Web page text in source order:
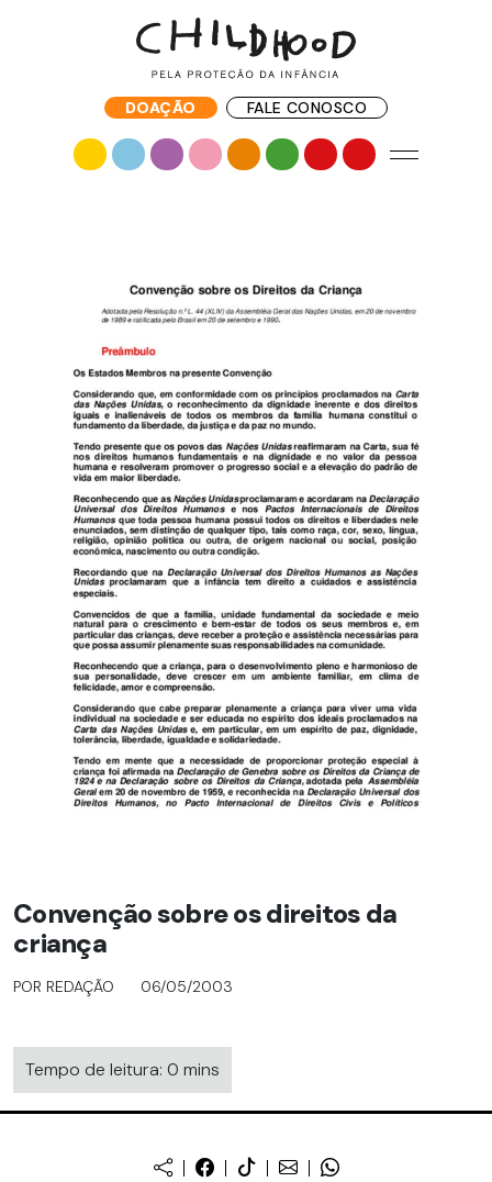
DOAÇÃO FALE CONOSCO
Convenção sobre os direitos da
criança
POR REDAÇÃO 06/05/2003
Tempo de leitura: 0 mins